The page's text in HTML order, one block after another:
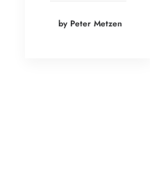
by Peter Metzen